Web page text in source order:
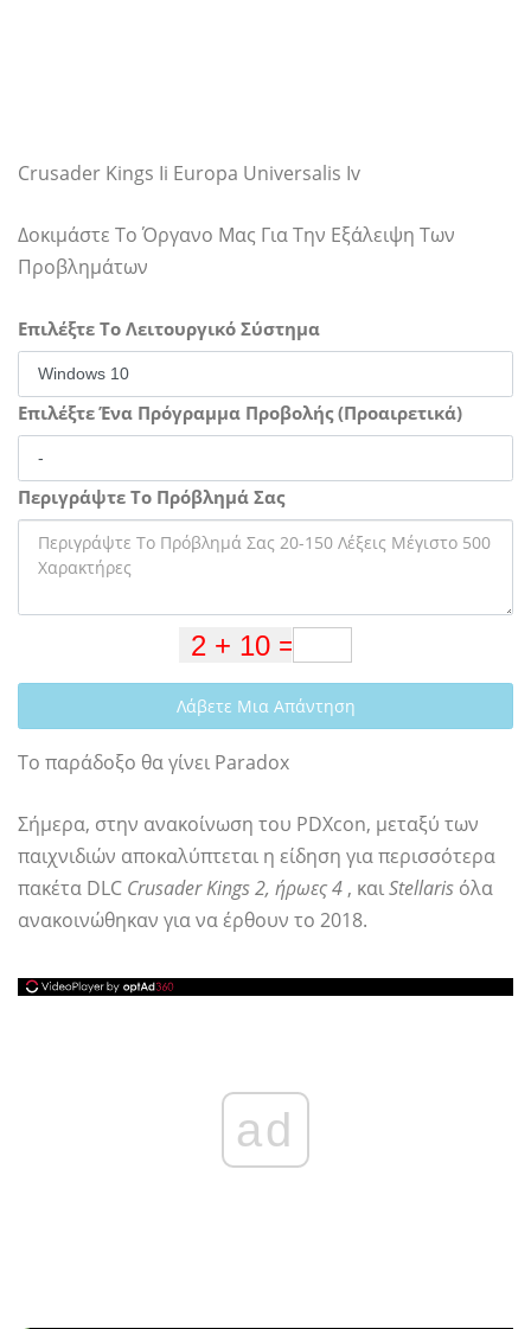
Crusader Kings Ii Europa Universalis Iv
Δοκιμάστε Το Όργανο Μας Για Την Εξάλειψη Των
Προβλημάτων
Επιλέξτε Το Λειτουργικό Σύστημα
Επιλέξτε Ένα Πρόγραμμα Προβολής (Προαιρετικά)
Περιγράψτε Το Πρόβλημά Σας
Λάβετε Μια Απάντηση
Το παράδοξο θα γίνει Paradox
Σήμερα, στην ανακοίνωση του PDXcon, μεταξύ των
παιχνιδιών αποκαλύπτεται η είδηση ​​για περισσότερα
πακέτα DLC Crusader Kings 2, ήρωες 4 , καιStellaris όλα
ανακοινώθηκαν για να έρθουν το 2018.
ad